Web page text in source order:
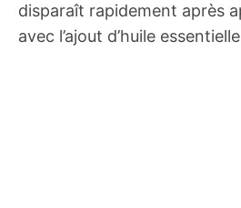
disparaît rapidement après
avec l’ajout d’huile